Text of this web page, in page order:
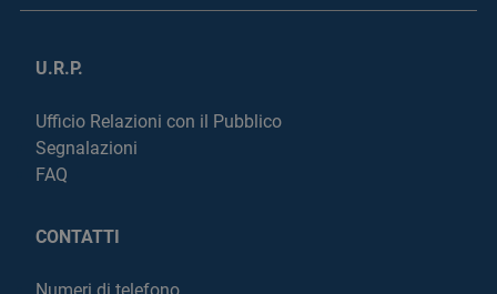
U.R.P.
Ufficio Relazioni con il Pubblico
Segnalazioni
FAQ
CONTATTI